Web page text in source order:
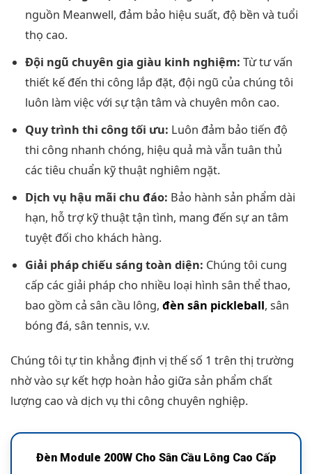
nguồn Meanwell, đảm bảo hiệu suất, độ bền và tuổi
thọ cao.
Đội ngũ chuyên gia giàu kinh nghiệm: Từ tư vấn
thiết kế đến thi công lắp đặt, đội ngũ của chúng tôi
luôn làm việc với sự tận tâm và chuyên môn cao.
Quy trình thi công tối ưu: Luôn đảm bảo tiến độ
thi công nhanh chóng, hiệu quả mà vẫn tuân thủ
các tiêu chuẩn kỹ thuật nghiêm ngặt.
Dịch vụ hậu mãi chu đáo: Bảo hành sản phẩm dài
hạn, hỗ trợ kỹ thuật tận tình, mang đến sự an tâm
tuyệt đối cho khách hàng.
Giải pháp chiếu sáng toàn diện: Chúng tôi cung
cấp các giải pháp cho nhiều loại hình sân thể thao,
bao gồm cả sân cầu lông,đèn sân pickleball, sân
bóng đá, sân tennis, v.v.
Chúng tôi tự tin khẳng định vị thế số 1 trên thị trường
nhờ vào sự kết hợp hoàn hảo giữa sản phẩm chất
lượng cao và dịch vụ thi công chuyên nghiệp.
Đèn Module 200W Cho Sân Cầu Lông Cao Cấp